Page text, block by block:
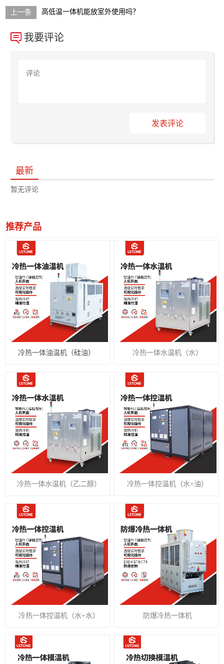
高低温一体机能放室外使用吗？
我要评论
发表评论
最新
暂无评论
推荐产品
冷热一体油温机（硅油） 冷热一体水温机（水）
冷热一体水温机（乙二醇） 冷热一体控温机（水+油）
冷热一体控温机（水+水） 防爆冷热一体机